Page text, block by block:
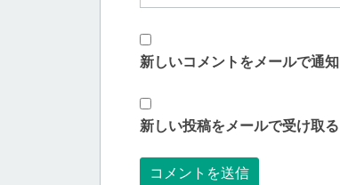
新しいコメントをメールで通知
新しい投稿をメールで受け取る